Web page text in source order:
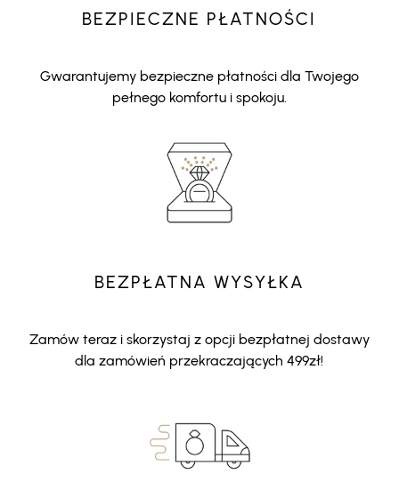
BEZPIECZNE PŁATNOŚCI
Gwarantujemy bezpieczne płatności dla Twojego
pełnego komfortu i spokoju.
BEZPŁATNA WYSYŁKA
Zamów teraz i skorzystaj z opcji bezpłatnej dostawy
dla zamówień przekraczających 499zł!